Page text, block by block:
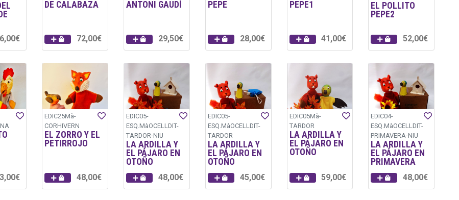
DE CALABAZA
72,00€
ANTONI GAUDÍ
29,50€
PEPE
28,00€
PEPE1
41,00€
EL POLLITO
PEPE2
52,00€
EDIC25Mà-
CORHIVERN
EL ZORRO Y EL
PETIRROJO
48,00€
EDIC05-
ESQ.MàOCELLDIT-
TARDOR-NIU
LA ARDILLA Y
EL PÁJARO EN
OTOÑO
48,00€
EDIC05-
ESQ.MàOCELLDIT-
TARDOR
LA ARDILLA Y
EL PÁJARO EN
OTOÑO
45,00€
EDIC05Mà-
TARDOR
LA ARDILLA Y
EL PÁJARO EN
OTOÑO
59,00€
EDIC04-
ESQ.MàOCELLDIT-
PRIMAVERA-NIU
LA ARDILLA Y
EL PÁJARO EN
PRIMAVERA
48,00€